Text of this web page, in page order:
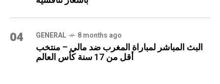
04 GENERAL 8 months ago
البث المباشر لمباراة المغرب ضد مالي – منتخب
أقل من 17 سنة كأس العالم